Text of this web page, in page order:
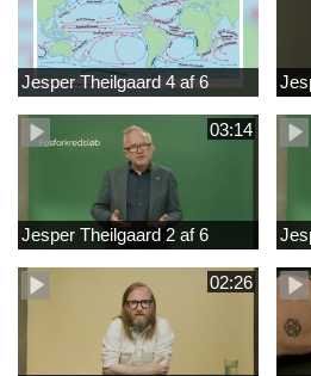
Jesper Theilgaard 4 af 6
03:14
Jesper Theilgaard 2 af 6
02:26